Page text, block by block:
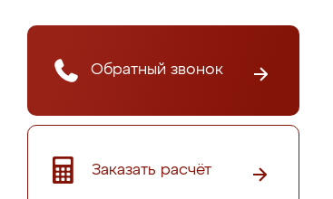
Обратный звонок
Заказать расчёт